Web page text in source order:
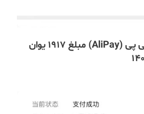
حواله یوانی علی پی (AliPay) مبلغ 1917 یوان